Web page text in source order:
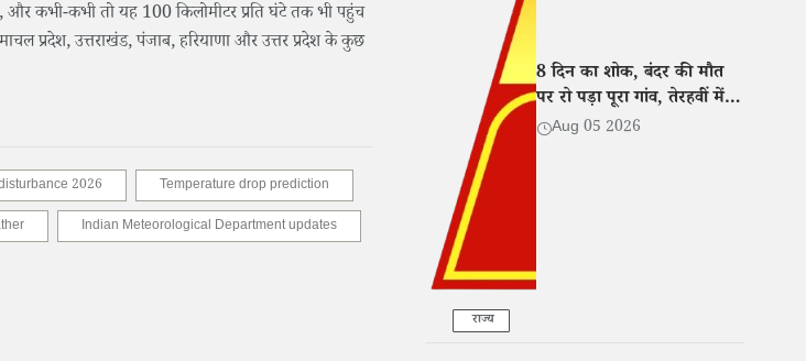
और कभी-कभी तो यह 100 किलोमीटर प्रति घंटे तक भी पहुंच
प्रदेश, उत्तराखंड, पंजाब, हरियाणा और उत्तर प्रदेश के कुछ
2026
Temperature drop prediction
Indian Meteorological Department updates
राज्य
8 दिन का शोक, बंदर की मौत
पर रो पड़ा पूरा गांव, तेरहवीं में
खिलाई दाल-बाटी-चूरमा
Aug 05 2026